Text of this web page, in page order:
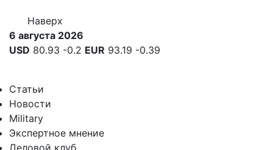
Наверх
6 августа 2026
USD 80.93 -0.2 EUR 93.19 -0.39
Статьи
Новости
Military
Экспертное мнение
Деловой клуб